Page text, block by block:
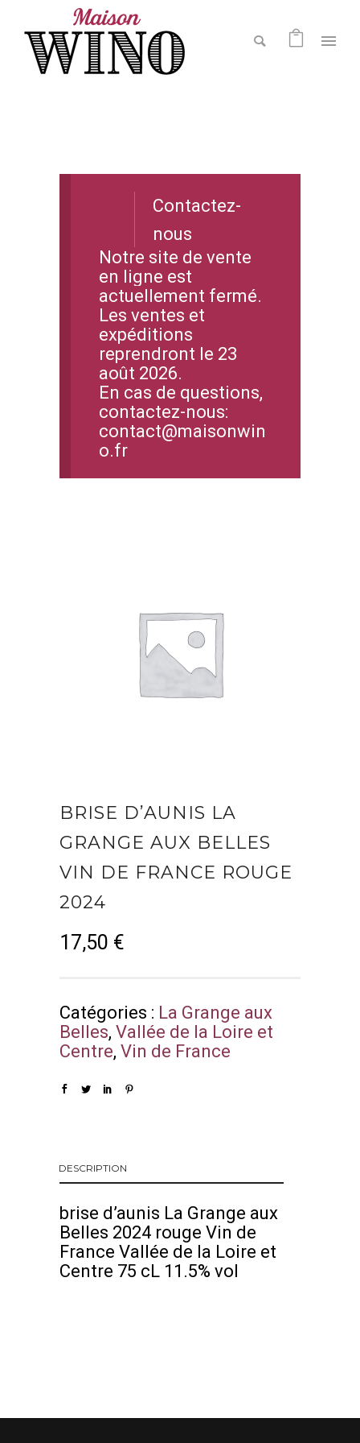
Contactez-
nous
Notre site de vente
en ligne est
actuellement fermé.
Les ventes et
expéditions
reprendront le 23
août 2026.
En cas de questions,
contactez-nous:
contact@maisonwin
o.fr
BRISE D’AUNIS LA
GRANGE AUX BELLES
VIN DE FRANCE ROUGE
2024
17,50 €
Catégories : La Grange aux
Belles, Vallée de la Loire et
Centre, Vin de France
DESCRIPTION
brise d’aunis La Grange aux
Belles 2024 rouge Vin de
France Vallée de la Loire et
Centre 75 cL 11.5% vol